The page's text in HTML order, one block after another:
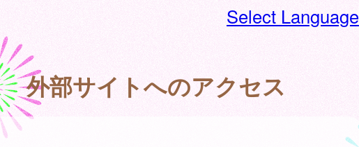
Select Language
外部サイトへのアクセス